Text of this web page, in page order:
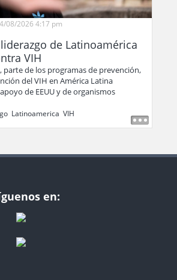
08/2026 4:17 pm
de Latinoamérica
VIH
parte de los programas de prevención,
del VIH en América Latina
de EEUU y de organismos
Latinoamerica ,VIH
en: